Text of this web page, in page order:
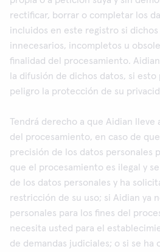
rectificar, borrar o completar los
incluidos en este registro si
innecesarios, incompletos u
finalidad del procesamiento.
la difusión de dichos datos, si
peligro la protección de su
Tendrá derecho a que Aidian lleve
del procesamiento, en caso de
precisión de los datos personales
que el procesamiento es ilegal y
de los datos personales y ha
restricción de su uso; si Aidian ya
personales para los fines del
necesita usted para el
de demandas judiciales; o si se ha